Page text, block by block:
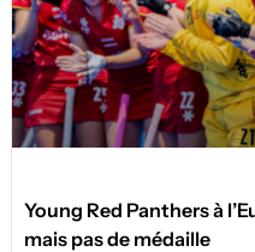
Young Red Panthers à
mais pas de médaille